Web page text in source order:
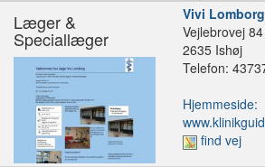
Læger &
Speciallæger
Vivi Lomborg
Vejlebrovej 84
2635 Ishøj
Telefon:
Hjemmeside:
find vej